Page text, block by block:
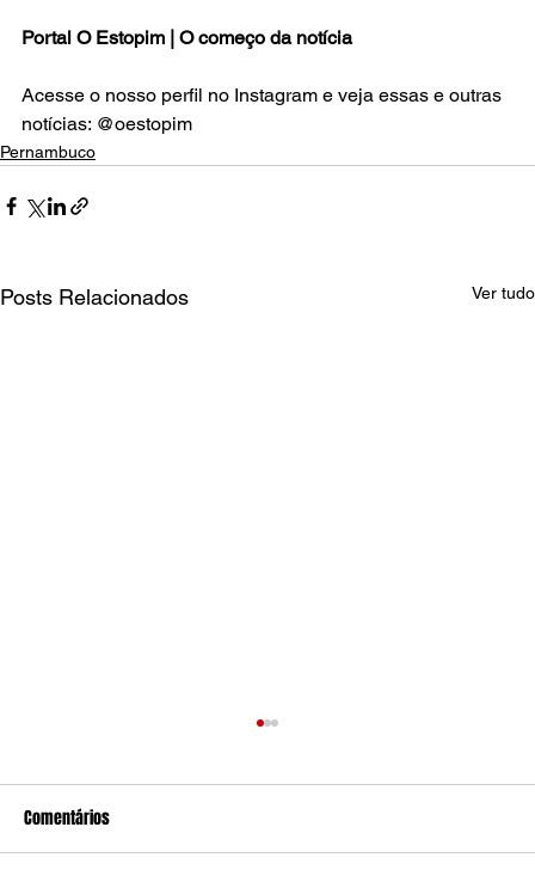
Portal O Estopim | O começo da notícia
Acesse o nosso perfil no Instagram e veja essas e outras
notícias: @oestopim
Pernambuco
Posts Relacionados Ver tudo
Comentários